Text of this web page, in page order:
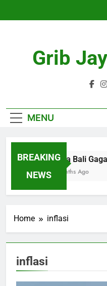
Grib
MENU
BREAKING
NEWS
Polda Bali
4 Months Ago
Home inflasi
inflasi